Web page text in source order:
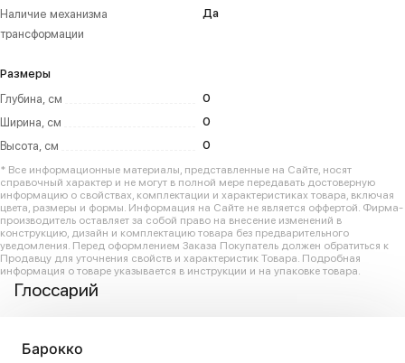
Наличие механизма
трансформации
Да
Размеры
Глубина, см
0
Ширина, см
0
Высота, см
0
* Все информационные материалы, представленные на Сайте, носят
справочный характер и не могут в полной мере передавать достоверную
информацию о свойствах, комплектации и характеристиках товара, включая
цвета, размеры и формы. Информация на Сайте не является оффертой. Фирма-
производитель оставляет за собой право на внесение изменений в
конструкцию, дизайн и комплектацию товара без предварительного
уведомления. Перед оформлением Заказа Покупатель должен обратиться к
Продавцу для уточнения свойств и характеристик Товара. Подробная
информация о товаре указывается в инструкции и на упаковке товара.
Глоссарий
Барокко